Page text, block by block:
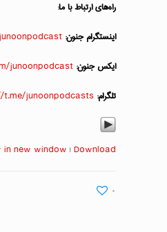
راه‌های ارتباط با ما:
اینستگرام جنون:
ایکس جنون: junoonpodcast
تلگرام:t.me/junoonpodcasts
in new window | Download
۰